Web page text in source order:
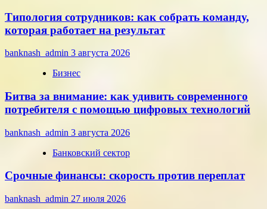
Типология сотрудников: как собрать команду,
которая работает на результат
banknash_admin 3 августа 2026
Бизнес
Битва за внимание: как удивить современного
потребителя с помощью цифровых технологий
banknash_admin 3 августа 2026
Банковский сектор
Срочные финансы: скорость против переплат
banknash_admin 27 июля 2026